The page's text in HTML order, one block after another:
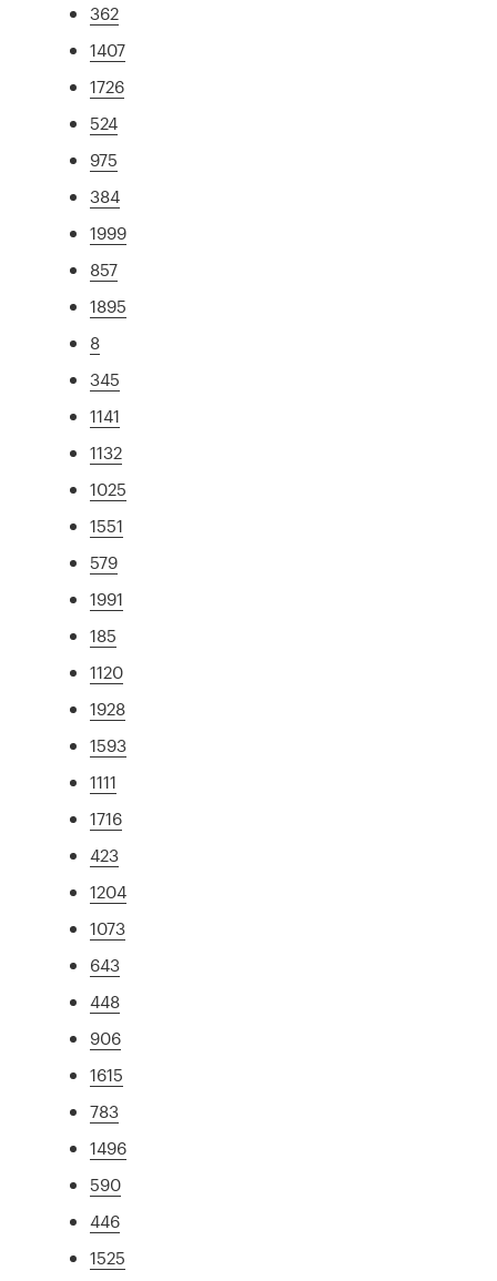
362
1407
1726
524
975
384
1999
857
1895
8
345
1141
1132
1025
1551
579
1991
185
1120
1928
1593
1111
1716
423
1204
1073
643
448
906
1615
783
1496
590
446
1525